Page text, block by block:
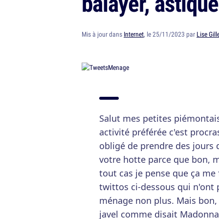
Mis à jour dans Internet, le 25/11/2023 par Lise
Salut mes petites
activité préférée c'est
obligé de prendre des jours
votre hotte parce que bon,
tout cas je pense que ça
twittos ci-dessous qui n'ont
ménage non plus. Mais
javel comme disait